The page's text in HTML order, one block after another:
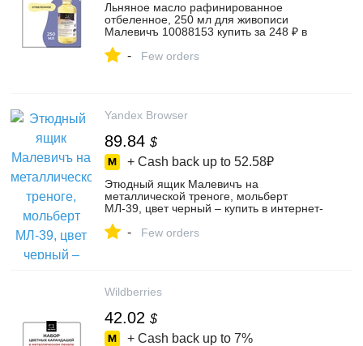
Льняное масло рафинированное
отбеленное, 250 мл для живописи
Малевичъ 10088153 купить за 248 ₽ в
- Few orders
Yandex Browser
89.84 $
+ Cash back up to 52.58₽
Этюдный ящик Малевичъ на
металлической треноге, мольберт
МЛ-39, цвет черный – купить в интернет-
102297491730
- Few orders
Wildberries
42.02 $
+ Cash back up to 7%